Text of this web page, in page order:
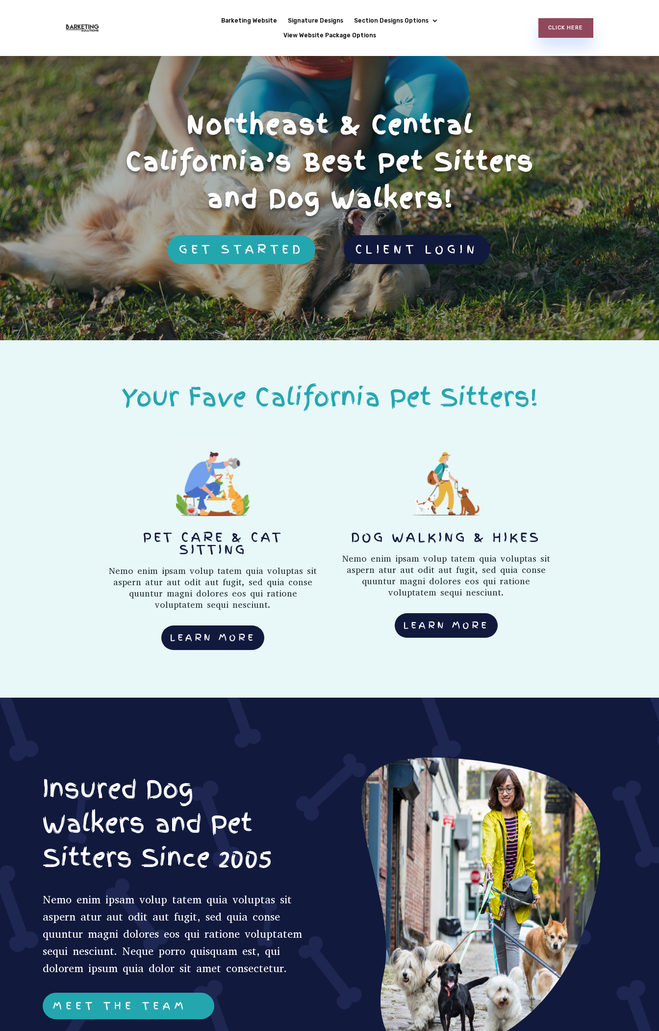
Barketing Website Signature Designs Section Designs Options
View Website Package Options
CLICK HERE
Northeast & Central
California’s Best Pet Sitters
and Dog Walkers!
GET STARTED CLIENT LOGIN
Your Fave California Pet Sitters!
PET CARE & CAT
SITTING
Nemo enim ipsam volup tatem quia voluptas sit
aspern atur aut odit aut fugit, sed quia conse
quuntur magni dolores eos qui ratione
voluptatem sequi nesciunt.
LEARN MORE
DOG WALKING & HIKES
Nemo enim ipsam volup tatem quia voluptas sit
aspern atur aut odit aut fugit, sed quia conse
quuntur magni dolores eos qui ratione
voluptatem sequi nesciunt.
LEARN MORE
Insured Dog
Walkers and Pet
Sitters Since 2005
Nemo enim ipsam volup tatem quia voluptas sit
aspern atur aut odit aut fugit, sed quia conse
quuntur magni dolores eos qui ratione voluptatem
sequi nesciunt. Neque porro quisquam est, qui
dolorem ipsum quia dolor sit amet consectetur.
MEET THE TEAM